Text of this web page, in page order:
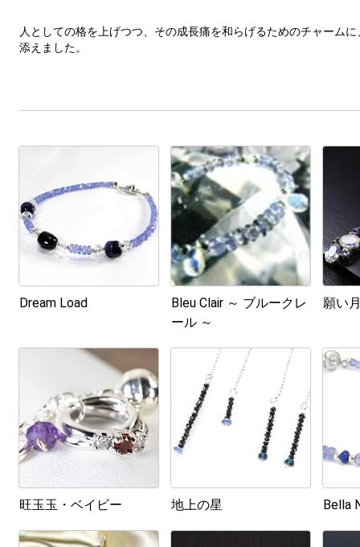
人としての格を上げつつ、その成長痛を和らげるためのチャーム
添えました。
Dream Load
Bleu Clair ～ ブルークレ
ール ～
願い
旺玉玉・ベイビー 地上の星 Bella